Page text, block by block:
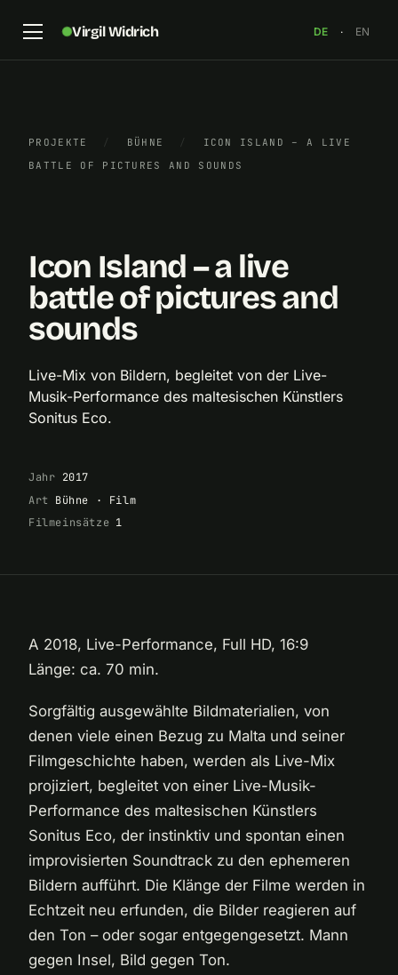
Virgil Widrich DE · EN
PROJEKTE / BÜHNE /
ICON ISLAND – A LIVE
BATTLE OF PICTURES AND SOUNDS
„Icon Island“, 2018, Standbild
Icon Island – a live
battle of pictures and
sounds
Live-Mix von Bildern, begleitet von der Live-
Musik-Performance des maltesischen Künstlers
Sonitus Eco.
Jahr 2017
Art
Bühne · Film
Filmeinsätze 1
A 2018, Live-Performance, Full HD, 16:9
Länge: ca. 70 min.
Sorgfältig ausgewählte Bildmaterialien, von
denen viele einen Bezug zu Malta und seiner
Filmgeschichte haben, werden als Live-Mix
projiziert, begleitet von einer Live-Musik-
Performance des maltesischen Künstlers
Sonitus Eco, der instinktiv und spontan einen
improvisierten Soundtrack zu den ephemeren
Bildern aufführt. Die Klänge der Filme werden in
Echtzeit neu erfunden, die Bilder reagieren auf
den Ton – oder sogar entgegengesetzt. Mann
gegen Insel, Bild gegen Ton.